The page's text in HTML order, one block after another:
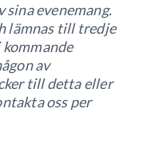
evenemang.
lämnas till tredje
av
till detta eller
oss per